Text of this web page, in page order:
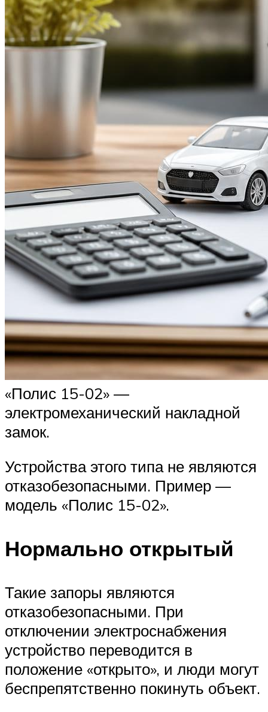
«Полис 15-02» —
электромеханический накладной
замок.
Устройства этого типа не являются
отказобезопасными. Пример —
модель «Полис 15-02».
Нормально открытый
Такие запоры являются
отказобезопасными. При
отключении электроснабжения
устройство переводится в
положение «открыто», и люди могут
беспрепятственно покинуть объект.